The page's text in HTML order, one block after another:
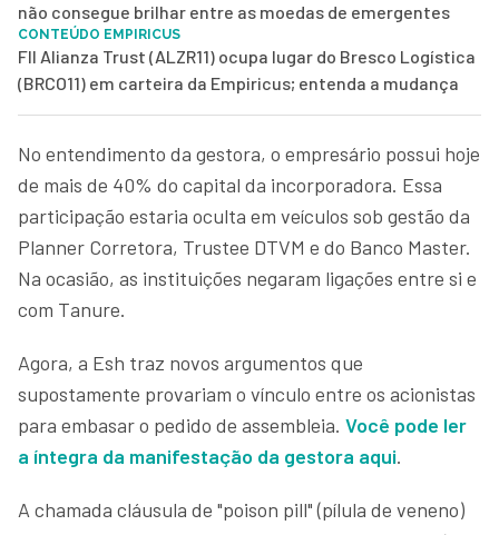
não consegue brilhar entre as moedas de emergentes
CONTEÚDO EMPIRICUS
FII Alianza Trust (ALZR11) ocupa lugar do Bresco Logística
(BRCO11) em carteira da Empiricus; entenda a mudança
No entendimento da gestora, o empresário possui hoje
de mais de 40% do capital da incorporadora. Essa
participação estaria oculta em veículos sob gestão da
Planner Corretora, Trustee DTVM e do Banco Master.
Na ocasião, as instituições negaram ligações entre si e
com Tanure.
Agora, a Esh traz novos argumentos que
supostamente provariam o vínculo entre os acionistas
para embasar o pedido de assembleia. Você pode ler
a íntegra da manifestação da gestora aqui.
A chamada cláusula de "poison pill" (pílula de veneno)